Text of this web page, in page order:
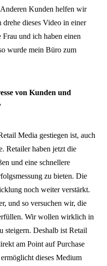
Kunden helfen wir
dieses Video in einer
und ich haben einen
wurde mein Büro zum
von Kunden und
Media gestiegen ist, auch
Retailer haben jetzt die
und eine schnellere
zu bieten. Die
noch weiter verstärkt.
und so versuchen wir, die
Wir wollen wirklich in
steigern. Deshalb ist Retail
am Point auf Purchase
dieses Medium